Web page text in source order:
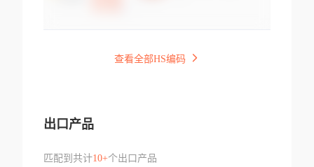
查看全部HS编码
出口产品
匹配到共计10+个出口产品